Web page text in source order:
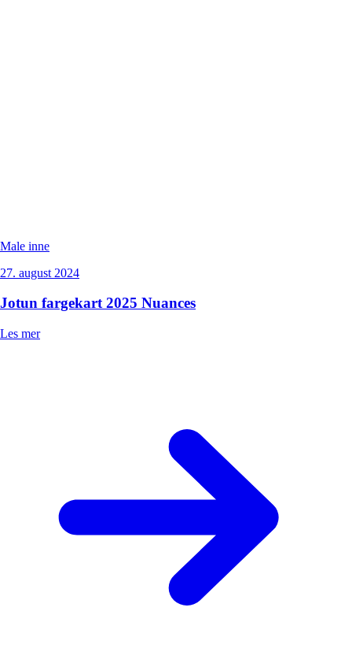
Male inne
27. august 2024
Jotun fargekart 2025 Nuances
Les mer